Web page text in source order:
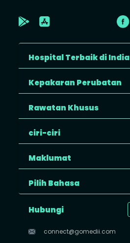
Hospital Terbaik di India
Kepakaran Perubatan
Rawatan Khusus
ciri-ciri
Maklumat
Pilih Bahasa
Hubungi
connect@gomedii.com